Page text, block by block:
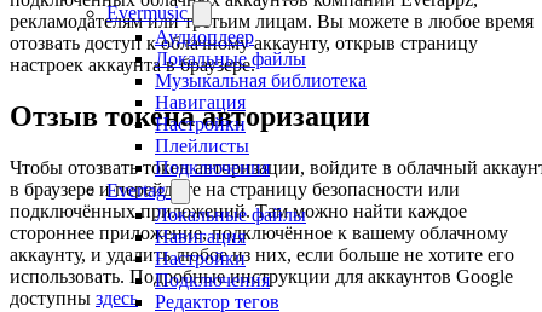
Evermusic
Аудиоплеер
Локальные файлы
Музыкальная библиотека
Навигация
Настройки
Плейлисты
Подключения
Evertag
Локальные файлы
Навигация
Настройки
Подключения
Редактор тегов
рекламодателям или третьим лицам. Вы можете в любое время
отозвать доступ к облачному аккаунту, открыв страницу
настроек аккаунта в браузере.
Отзыв токена авторизации
Чтобы отозвать токен авторизации, войдите в облачный
в браузере и перейдите на страницу безопасности или
подключённых приложений. Там можно найти каждое
стороннее приложение, подключённое к вашему облачному
аккаунту, и удалить любое из них, если больше не хотите его
использовать. Подробные инструкции для аккаунтов Google
доступны здесь.